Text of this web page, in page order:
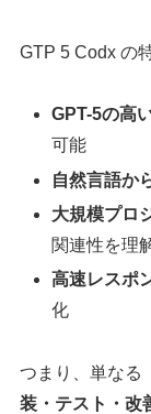
GTP 5 Codx の
GPT-5の高
可能
自然言語か
大規模プロ
関連性を理
高速レスポ
化
つまり、単なる
装・テスト・改